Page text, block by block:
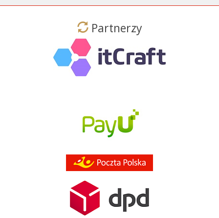
Partnerzy